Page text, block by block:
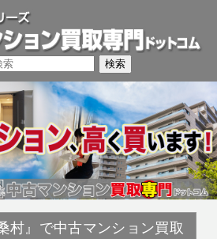
村』で中古マンション買取